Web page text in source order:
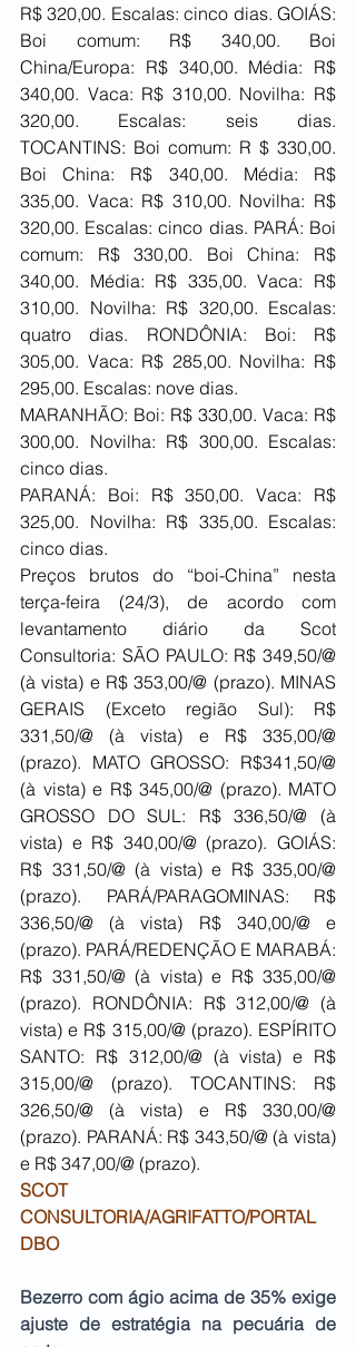
R$ 320,00. Escalas: cinco dias. GOIÁS:
Boi comum: R$ 340,00. Boi
China/Europa: R$ 340,00. Média: R$
340,00. Vaca: R$ 310,00. Novilha: R$
320,00. Escalas: seis dias.
TOCANTINS: Boi comum: R $ 330,00.
Boi China: R$ 340,00. Média: R$
335,00. Vaca: R$ 310,00. Novilha: R$
320,00. Escalas: cinco dias. PARÁ: Boi
comum: R$ 330,00. Boi China: R$
340,00. Média: R$ 335,00. Vaca: R$
310,00. Novilha: R$ 320,00. Escalas:
quatro dias. RONDÔNIA: Boi: R$
305,00. Vaca: R$ 285,00. Novilha: R$
295,00. Escalas: nove dias.
MARANHÃO: Boi: R$ 330,00. Vaca: R$
300,00. Novilha: R$ 300,00. Escalas:
cinco dias.
PARANÁ: Boi: R$ 350,00. Vaca: R$
325,00. Novilha: R$ 335,00. Escalas:
cinco dias.
Preços brutos do “boi-China” nesta
terça-feira (24/3), de acordo com
levantamento diário da Scot
Consultoria: SÃO PAULO: R$ 349,50/@
(à vista) e R$ 353,00/@ (prazo). MINAS
GERAIS (Exceto região Sul): R$
331,50/@ (à vista) e R$ 335,00/@
(prazo). MATO GROSSO: R$341,50/@
(à vista) e R$ 345,00/@ (prazo). MATO
GROSSO DO SUL: R$ 336,50/@ (à
vista) e R$ 340,00/@ (prazo). GOIÁS:
R$ 331,50/@ (à vista) e R$ 335,00/@
(prazo). PARÁ/PARAGOMINAS: R$
336,50/@ (à vista) R$ 340,00/@ e
(prazo). PARÁ/REDENÇÃO E MARABÁ:
R$ 331,50/@ (à vista) e R$ 335,00/@
(prazo). RONDÔNIA: R$ 312,00/@ (à
vista) e R$ 315,00/@ (prazo). ESPÍRITO
SANTO: R$ 312,00/@ (à vista) e R$
315,00/@ (prazo). TOCANTINS: R$
326,50/@ (à vista) e R$ 330,00/@
(prazo). PARANÁ: R$ 343,50/@ (à vista)
e R$ 347,00/@ (prazo).
SCOT
CONSULTORIA/AGRIFATTO/PORTAL
DBO
Bezerro com ágio acima de 35% exige
ajuste de estratégia na pecuária de